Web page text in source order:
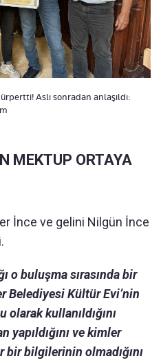
Aslı sonradan anlaşıldı:
MEKTUP ORTAYA
İnce ve gelini Nilgün İnce
o buluşma sırasında bir
Belediyesi Kültür Evi’nin
kullanıldığını
yapıldığını ve kimler
bir bilgilerinin olmadığını